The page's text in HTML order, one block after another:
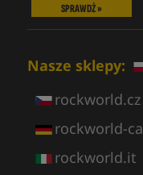
SPRAWDŹ »
Nasze sklepy:
rockworld.cz
rockworld-
rockworld.it